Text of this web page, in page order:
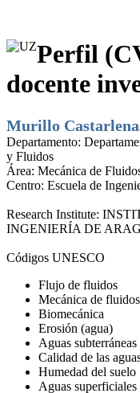
Perfil
docente
Murillo
Departamento:
y Fluidos
Área: Mecánica de
Centro: Escuela de
Research Institute:
INGENIERÍA DE
Códigos UNESCO
Flujo de fluidos
Mecánica de fluidos
Biomecánica
Erosión (agua)
Aguas subterráneas
Calidad de las
Humedad del suelo
Aguas superficiales